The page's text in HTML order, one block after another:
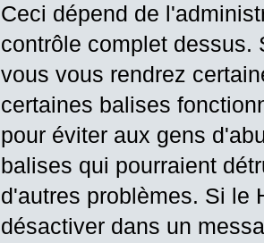
Ceci dépend de
contrôle complet dessus.
vous vous rendrez
certaines balises
pour éviter aux gens
balises qui pourraient
d'autres problèmes. Si le
désactiver dans un